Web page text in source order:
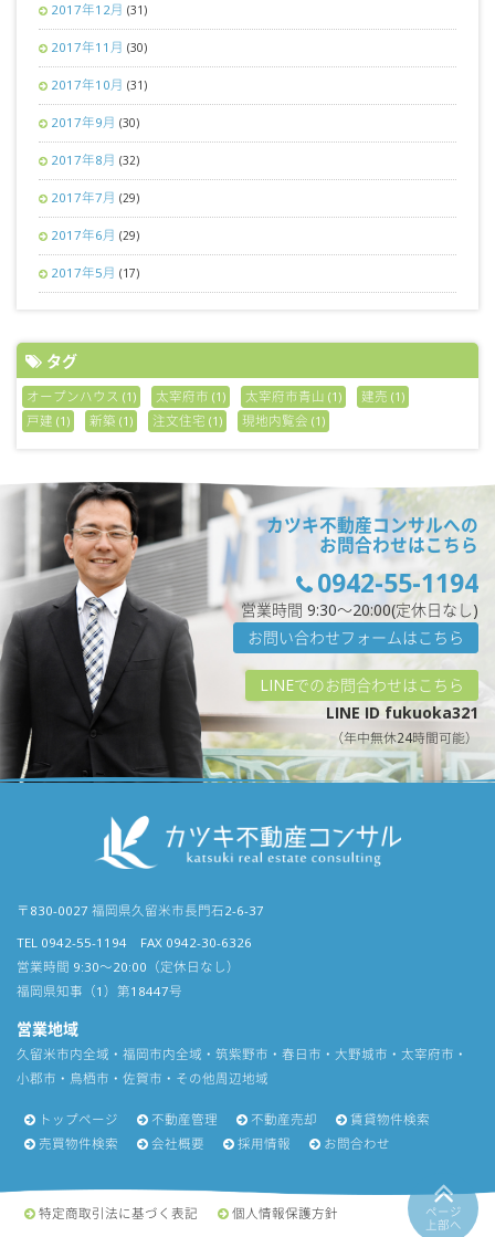
2017年12月 (31)
2017年11月 (30)
2017年10月 (31)
2017年9月 (30)
2017年8月 (32)
2017年7月 (29)
2017年6月 (29)
2017年5月 (17)
タグ
オープンハウス (1) 太宰府市 (1) 太宰府市青山 (1) 建売 (1)
戸建 (1) 新築 (1) 注文住宅 (1) 現地内覧会 (1)
ページ
上部へ
カツキ不動産コンサルへの
お問合わせはこちら
0942-55-1194
営業時間 9:30〜20:00(定休日なし)
お問い合わせフォームはこちら
LINEでのお問合わせはこちら
LINE ID fukuoka321
（年中無休24時間可能）
〒830-0027 福岡県久留米市長門石2-6-37
TEL 0942-55-1194 FAX 0942-30-6326
営業時間 9:30〜20:00（定休日なし）
福岡県知事（1）第18447号
営業地域
久留米市内全域・福岡市内全域・筑紫野市・春日市・大野城市・太宰府市・
小郡市・鳥栖市・佐賀市・その他周辺地域
トップページ 不動産管理 不動産売却
賃貸物件検索
売買物件検索
会社概要 採用情報 お問合わせ
特定商取引法に基づく表記 個人情報保護方針